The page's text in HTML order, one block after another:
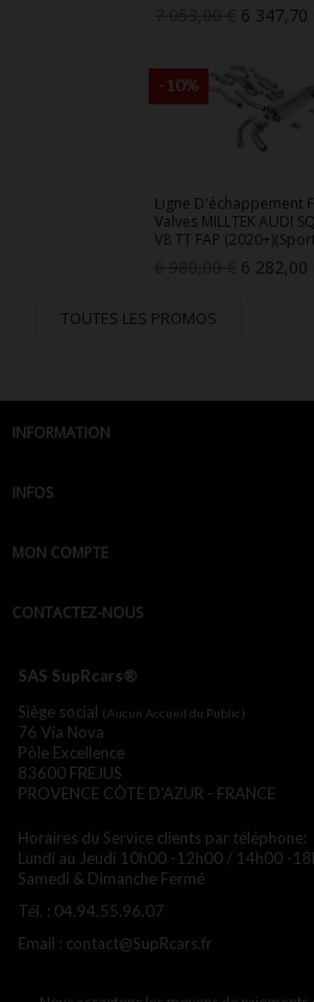
Prix
6 347,70
Ligne D'échappement
Valves MILLTEK AUDI
V8 TT FAP
base
Prix
6 282,00
-10%
TOUTES LES PROMOS
INFORMATION
INFOS
MON COMPTE
CONTACTEZ-NOUS
SAS SupRcars®
Siège social (Aucun Accueil du Public)
76 Via Nova
Pôle Excellence
83600 FREJUS
PROVENCE CÔTE D'AZUR - FRANCE
Horaires du Service clients par téléphone:
Lundi au Jeudi 10h00 -12h00 / 14h00 -
Samedi & Dimanche Fermé
Tél. : 04.94.55.96.07
Email : contact@SupRcars.fr